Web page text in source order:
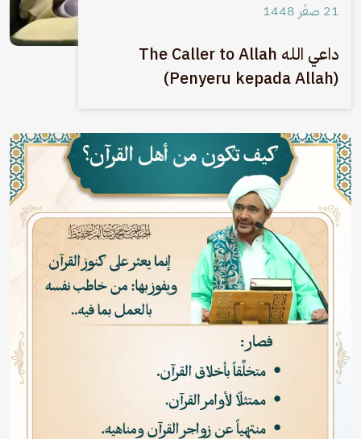
21 صفَر 1448
داعي الله The Caller to Allah
(Penyeru kepada Allah)
الصورة